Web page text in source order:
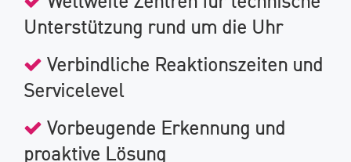
Unterstützung rund um die Uhr
Verbindliche Reaktionszeiten und
Servicelevel
Vorbeugende Erkennung und
proaktive Lösung